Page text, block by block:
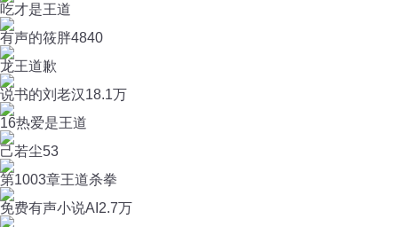
吃才是王道
有声的筱胖4840
龙王道歉
说书的刘老汉18.1万
16热爱是王道
己若尘53
第1003章王道杀拳
免费有声小说AI 2.7万